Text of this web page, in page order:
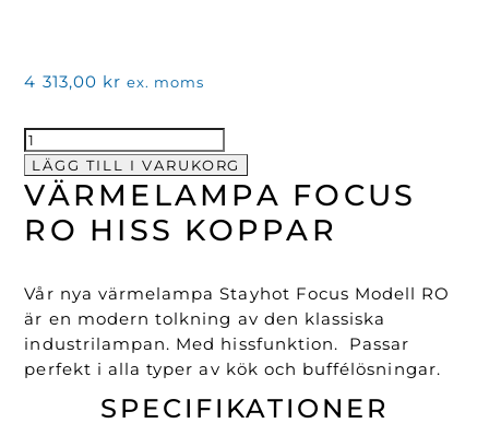
VÄRMELAMPA FOCUS
RO HISS KOPPAR
Vår nya värmelampa Stayhot Focus Modell RO
är en modern tolkning av den klassiska
industrilampan. Med hissfunktion. Passar
perfekt i alla typer av kök och buffélösningar.
SPECIFIKATIONER
4 313,00 kr ex. moms
Värmelampa
Focus
RO
Koppar
LÄGG TILL I VARUKORG